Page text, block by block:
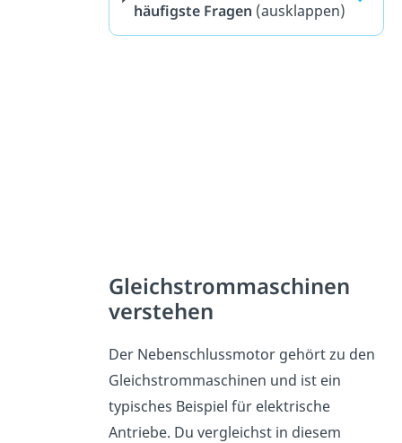
häufigste Fragen (ausklappen)
Gleichstrommaschinen
verstehen
Der Nebenschlussmotor gehört zu den
Gleichstrommaschinen und ist ein
typisches Beispiel für elektrische
Antriebe. Du vergleichst in diesem